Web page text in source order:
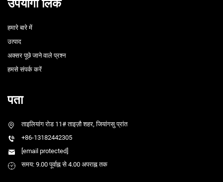
उपयोगी लिंक
हमारे बारे में
उत्पाद
अक्सर पूछे जाने वाले प्रश्न
हमसे संपर्क करें
पता
ताइलियांग रोड 11# ताइज़ौ शहर, जियांगसु प्रांत
+86-13182442305
[email protected]
समय: 9.00 पूर्वाह्न से 4.00 अपराह्न तक